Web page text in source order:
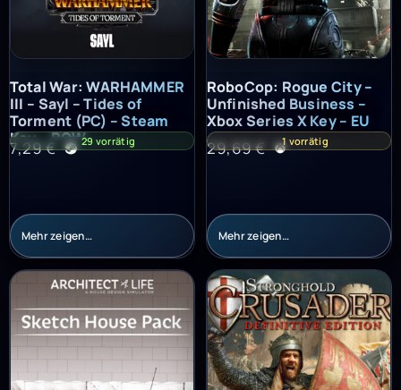
Total War: WARHAMMER III – Sayl – Tides of Torment (PC) –
Total War: WARHAMMER
III – Sayl – Tides of
Torment (PC) – Steam
Key – ROW
7,29€ 29 vorrätig
Mehr zeigen…
RoboCop: Rogue City –
RoboCop: Rogue City –
Unfinished Business –
Xbox Series X Key – EU
29,69€ 1 vorrätig
Mehr zeigen…